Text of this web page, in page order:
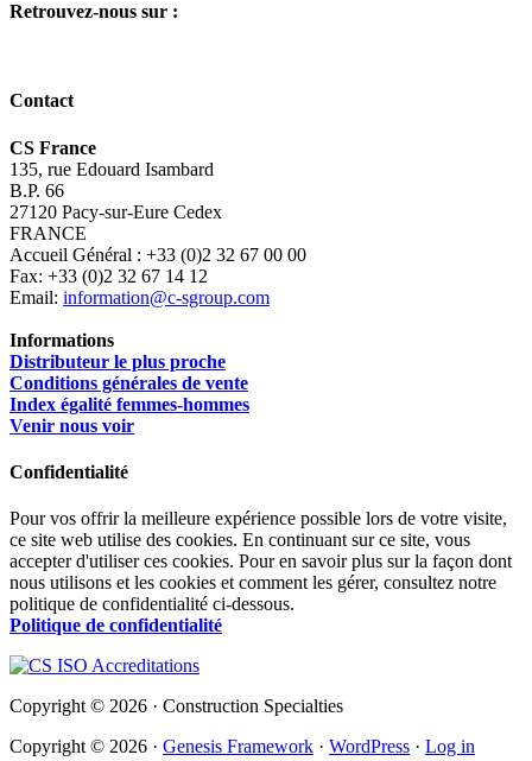
Retrouvez-nous sur :
Contact
CS France
135, rue Edouard Isambard
B.P. 66
27120 Pacy-sur-Eure Cedex
FRANCE
Accueil Général : +33 (0)2 32 67 00 00
Fax: +33 (0)2 32 67 14 12
Email: information@c-sgroup.com
Informations
Distributeur le plus proche
Conditions générales de vente
Index égalité femmes-hommes
Venir nous voir
Confidentialité
Pour vos offrir la meilleure expérience possible lors de votre visite,
ce site web utilise des cookies. En continuant sur ce site, vous
accepter d'utiliser ces cookies. Pour en savoir plus sur la façon dont
nous utilisons et les cookies et comment les gérer, consultez notre
politique de confidentialité ci-dessous.
Politique de confidentialité
Copyright © 2026 · Construction Specialties
Copyright © 2026 · Genesis Framework · WordPress · Log in